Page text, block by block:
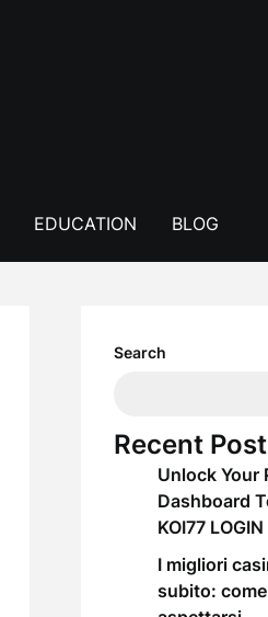
EDUCATION BLOG
Search
Recent
Unlock Your
Dashboard
KOI77
I migliori
subito: